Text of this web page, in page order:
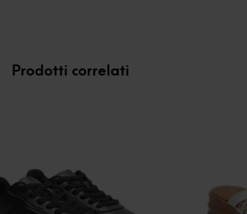
Prodotti correlati